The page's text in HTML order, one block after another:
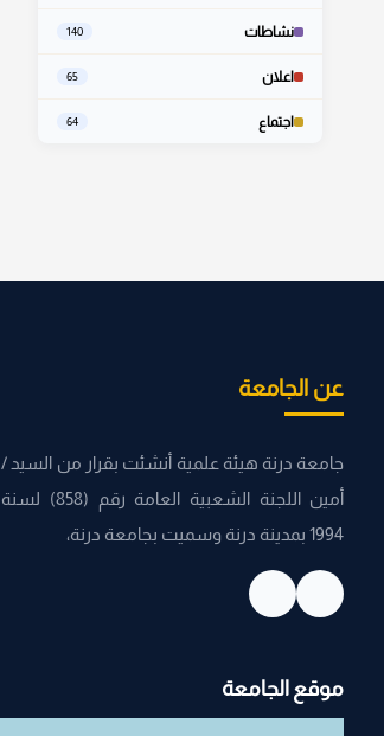
نشاطات 140
اعلان 65
اجتماع 64
عن الجامعة
جامعة درنة هيئة علمية أنشئت بقرار من السيد /
أمين اللجنة الشعبية العامة رقم (858) لسنة
1994 بمدينة درنة وسميت بجامعة درنة،
موقع الجامعة